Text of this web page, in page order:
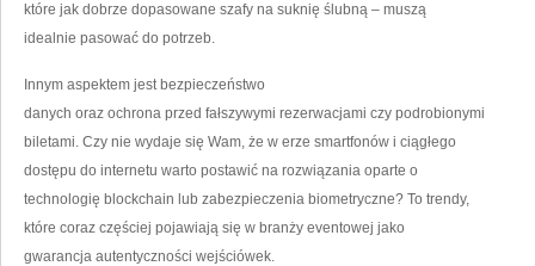
które jak dobrze dopasowane szafy na suknię ślubną – muszą
idealnie pasować do potrzeb.
Innym aspektem jest bezpieczeństwo
danych oraz ochrona przed fałszywymi rezerwacjami czy podrobionymi
biletami. Czy nie wydaje się Wam, że w erze smartfonów i ciągłego
dostępu do internetu warto postawić na rozwiązania oparte o
technologię blockchain lub zabezpieczenia biometryczne? To trendy,
które coraz częściej pojawiają się w branży eventowej jako
gwarancja autentyczności wejściówek.